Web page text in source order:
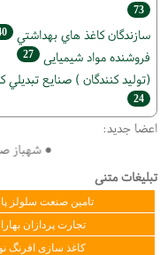
73
سازندگان كاغذ هاي بهداشتي
فروشنده مواد شیمیایی 27
(تولید كنندگان ) صنايع تبديلي
24
اعضا جدید:
● شهباز
تبلیغات متنی
تامین صنعت سلولز
تجارت پردازان
کاغذ سازی افرنگ